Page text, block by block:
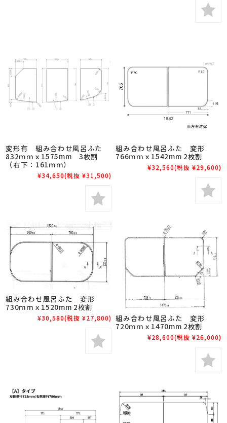
変形有 組み合わせ風呂ふた
832ｍｍｘ1575mm 3枚割
（右下：161ｍｍ）
¥34,650(税抜 ¥31,500)
組み合わせ風呂ふた 変形
766ｍｍｘ1542mm 2枚割
¥32,560(税抜 ¥29,600)
組み合わせ風呂ふた 変形
730ｍｍｘ1520mm 2枚割
¥30,580(税抜 ¥27,800) 組み合わせ風呂ふた 変形
720ｍｍｘ1470mm 2枚割
¥28,600(税抜 ¥26,000)